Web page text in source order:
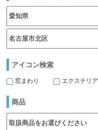
アイコン検索
窓まわり エクステリア
商品